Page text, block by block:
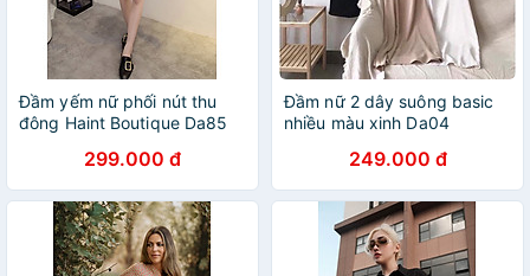
Đầm yếm nữ phối nút thu
đông Haint Boutique Da85
299.000 đ
Đầm nữ 2 dây suông basic
nhiều màu xinh Da04
249.000 đ